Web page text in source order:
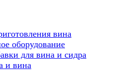
вина
оборудование
для вина и сидра
и вина